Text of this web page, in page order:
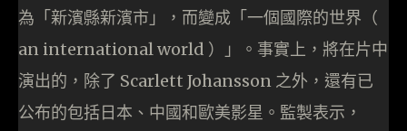
為「新濱縣新濱市」，而變成「一個國際的世界（
an international world ）」。事實上，將在片中
演出的，除了 Scarlett Johansson 之外，還有已
公布的包括日本、中國和歐美影星。監製表示，